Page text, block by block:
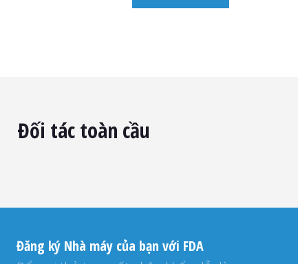
Đối tác toàn cầu
Đăng ký Nhà máy của bạn với FDA